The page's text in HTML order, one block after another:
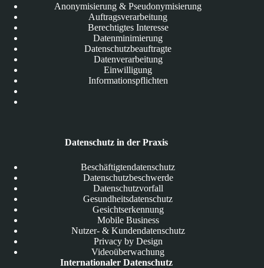
Anonymisierung & Pseudonymisierung
Auftragsverarbeitung
Berechtigtes Interesse
Datenminimierung
Datenschutzbeauftragte
Datenverarbeitung
Einwilligung
Informationspflichten
Datenschutz in der Praxis
Beschäftigtendatenschutz
Datenschutzbeschwerde
Datenschutzvorfall
Gesundheitsdatenschutz
Gesichtserkennung
Mobile Business
Nutzer- & Kundendatenschutz
Privacy by Design
Videoüberwachung
Internationaler Datenschutz